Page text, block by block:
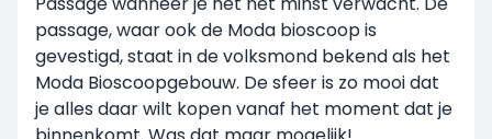
passage, waar ook de Moda bioscoop is
gevestigd, staat in de volksmond bekend als het
Moda Bioscoopgebouw. De sfeer is zo mooi dat
je alles daar wilt kopen vanaf het moment dat je